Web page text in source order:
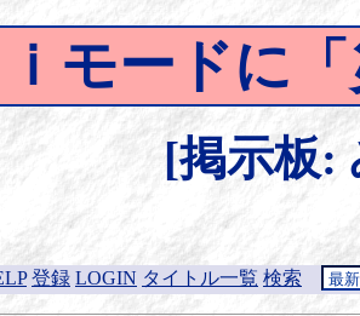
モードに
[掲示板:
登録 LOGIN タイトル一覧 検索